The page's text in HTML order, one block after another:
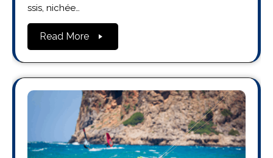
ssis, nichée…
Read More